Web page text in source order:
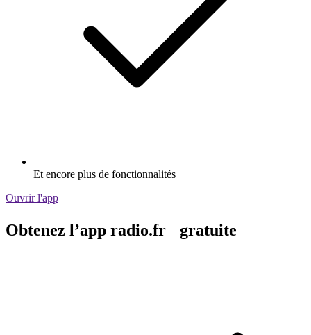
Et encore plus de fonctionnalités
Ouvrir l'app
Obtenez l’app radio.fr gratuite